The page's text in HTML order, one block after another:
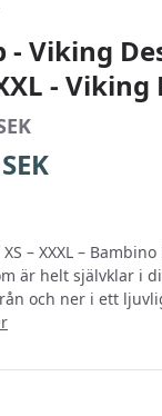
- Viking
-
SEK
– XXXL –
är helt självklar i
och ner i ett